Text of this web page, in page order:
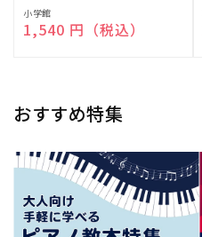
販
売
小学館
通常価格
1,540 円（税込）
おすすめ特集